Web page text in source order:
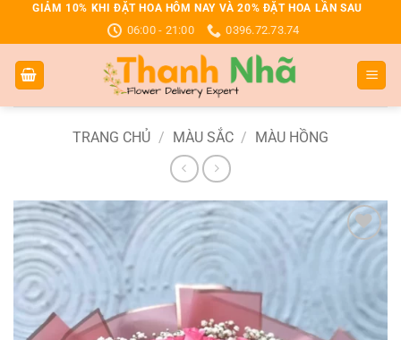
dung
GIẢM 10% KHI ĐẶT HOA HÔM NAY VÀ 20% ĐẶT HOA LẦN SAU
06:00 - 21:00 0396.72.73.74
TRANG CHỦ / MÀU SẮC / MÀU HỒNG
Add to